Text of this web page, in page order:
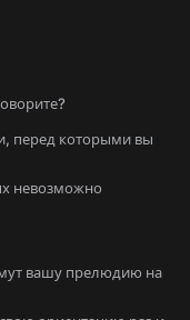
перед которыми вы
невозможно
вашу прелюдию на